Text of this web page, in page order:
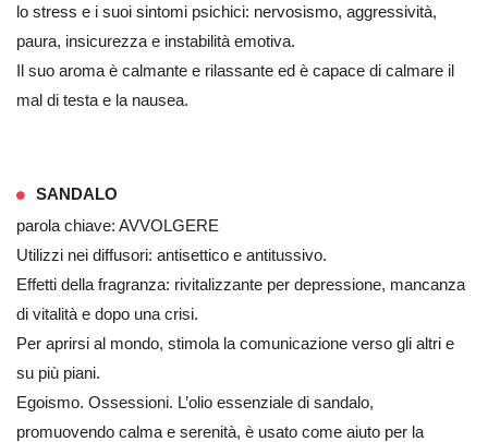
lo stress e i suoi sintomi psichici: nervosismo, aggressività,
paura, insicurezza e instabilità emotiva.
Il suo aroma è calmante e rilassante ed è capace di calmare il
mal di testa e la nausea.
SANDALO
parola chiave: AVVOLGERE
Utilizzi nei diffusori: antisettico e antitussivo.
Effetti della fragranza: rivitalizzante per depressione, mancanza
di vitalità e dopo una crisi.
Per aprirsi al mondo, stimola la comunicazione verso gli altri e
su più piani.
Egoismo. Ossessioni. L’olio essenziale di sandalo,
promuovendo calma e serenità, è usato come aiuto per la